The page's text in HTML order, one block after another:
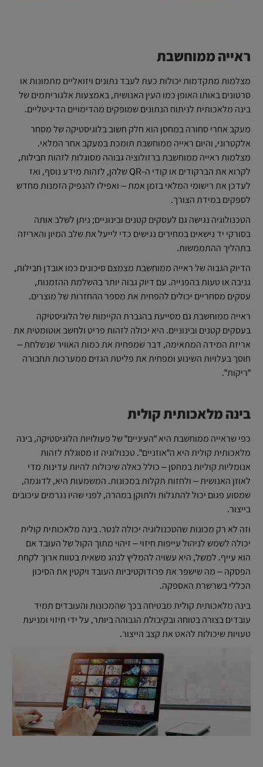
ראייה ממוחשבת
מצלמות מתקדמות יכולות כעת לעבד נתונים ויזואליים מתמונות או
סרטונים באותו האופן כמו העין האנושית, באמצעות אלגוריתמים של
בינה מלאכותית לניתוח הנתונים שמופקים מהדימויים הדיגיטליים.
מעקב אחרי סחורה במחסן הוא חלק חשוב בלוגיסטיקה של מסחר
אלקטרוני, והיום ראייה ממוחשבת תומכת במעקב אחר המלאי.
מצלמות ראייה ממוחשבת ברזולוציה גבוהה מסוגלות לזהות חבילות,
לקרוא את הברקודים או קודי ה-QR שלהן, לזהות מידע נוסף, ואז
לעדכן את רישומי המלאי בזמן אמת – ואפילו להנפיק הזמנות מחדש
לספקים במידת הצורך.
הטכנולוגיה נגישה גם לעסקים קטנים ובינוניים; ניתן לשלב אותה
בסורקי יד נישאים במחירים נגישים כדי לייעל את שלב המיון והאריזה
בתהליך ההתממשות.
הדיוק הגבוה של ראייה ממוחשבת מצמצם סיכונים כמו אובדן חבילות,
גניבה או טעות בהפנייה. עם דיוק גבוה יותר בהשלמת ההזמנות,
עסקים מסחריים יכולים להפחית את מספר ההחזרות של מוצרים.
ראייה ממוחשבת גם מסייעת בהגברת הקיימות של הלוגיסטיקה
בעסקים קטנים ובינוניים. היא יכולה לזהות פריט ולחשב אוטומטית את
אריזת המידה המתאימה, דבר שמפחית את כמות האוויר שנשלחת –
חוסך בעלויות השינוע ומפחית את פליטת הגזים ממערכות תחבורה
"ריקות".
בינה מלאכותית קולית
כפי שראייה ממוחשבת היא "העיניים" של פעולויות הלוגיסטיקה, בינה
מלאכותית קולית היא ה"אוזניים". טכנולוגיה זו מסוגלת לזהות
אנומליות קוליות במחסן – כולל כאלה שיכולות להיות עדינות מדי
לאוזן האנושית – ולחזות תקלות במכונות. המשמעות היא, לדוגמה,
שמסוע פגום יכול להתגלות ולתוקן במהרה, לפני שהיו נגרמים עיכובים
בייצור.
וזה לא רק מכונות שהטכנולוגיה יכולה לנטר. בינה מלאכותית קולית
יכולה לשמש לניהול עייפות חיזוי – זיהוי מתוך הקול של העובד אם
הוא עייף. למשל, היא עשויה להמליץ לנהג משאית בטווח ארוך לקחת
הפסקה – מה שישפר את פרודוקטיביות העובד ויקטין את הסיכון
הכללי בשרשרת האספקה.
בינה מלאכותית קולית מבטיחה בכך שהמכונות והעובדים תמיד
עובדים בצורה בטוחה ובקיבולת הגבוהה ביותר, על ידי חיזוי ומניעת
טעויות שיכולות להאט את קצב הייצור.